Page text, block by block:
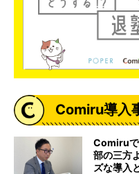
Comiru導入
Comiruで
部の三方
ズな導入